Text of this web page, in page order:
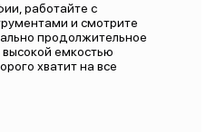
работайте с
и смотрите
продолжительное
емкостью
хватит на все